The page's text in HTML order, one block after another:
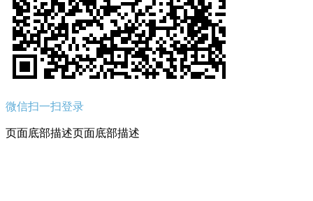
微信扫一扫登录
页面底部描述页面底部描述